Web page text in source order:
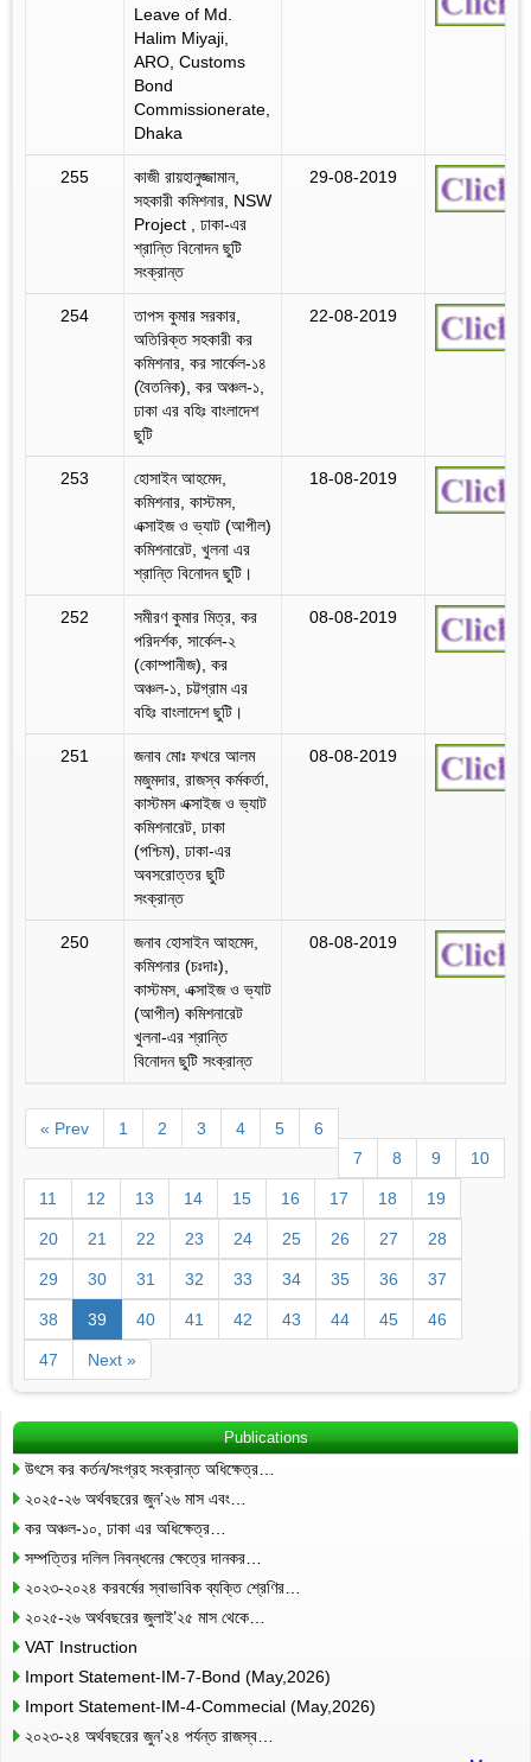
Leave of Md.
Halim Miyaji,
ARO, Customs
Bond
Commissionerate,
Dhaka
255
কাজী রায়হানুজ্জামান,
সহকারী কমিশনার, NSW
Project , ঢাকা-এর
শ্রান্তি বিনোদন ছুটি
সংক্রান্ত
29-08-2019
254
তাপস কুমার সরকার,
অতিরিক্ত সহকারী কর
কমিশনার, কর সার্কেল-১৪
(বৈতনিক), কর অঞ্চল-১,
ঢাকা এর বহিঃ বাংলাদেশ
ছুটি
22-08-2019
253
হোসাইন আহমেদ,
কমিশনার, কাস্টমস,
এক্সাইজ ও ভ্যাট (আপীল)
কমিশনারেট, খুলনা এর
শ্রান্তি বিনোদন ছুটি।
18-08-2019
252
সমীরণ কুমার মিত্র, কর
পরিদর্শক, সার্কেল-২
(কোম্পানীজ), কর
অঞ্চল-১, চট্টগ্রাম এর
বহিঃ বাংলাদেশ ছুটি।
08-08-2019
251
জনাব মোঃ ফখরে আলম
মজুমদার, রাজস্ব কর্মকর্তা,
কাস্টমস এক্সাইজ ও ভ্যাট
কমিশনারেট, ঢাকা
(পশ্চিম), ঢাকা-এর
অবসরোত্তর ছুটি
সংক্রান্ত
08-08-2019
250
জনাব হোসাইন আহমেদ,
কমিশনার (চঃদাঃ),
কাস্টমস, এক্সাইজ ও ভ্যাট
(আপীল) কমিশনারেট
খুলনা-এর শ্রান্তি
বিনোদন ছুটি সংক্রান্ত
08-08-2019
« Prev 1 2 3 4 5
6
7
8 9 10
11 12 13 14 15 16 17 18 19
20 21 22 23 24 25 26 27 28
29 30 31 32 33 34 35 36 37
38 39 40 41 42 43 44 45 46
47 Next »
Publications
উৎসে কর কর্তন/সংগ্রহ সংক্রান্ত অধিক্ষেত্র…
২০২৫-২৬ অর্থবছরের জুন’২৬ মাস এবং…
কর অঞ্চল-১০, ঢাকা এর অধিক্ষেত্র…
সম্পত্তির দলিল নিবন্ধনের ক্ষেত্রে দানকর…
২০২৩-২০২৪ করবর্ষের স্বাভাবিক ব্যক্তি শ্রেণির…
২০২৫-২৬ অর্থবছরের জুলাই’২৫ মাস থেকে…
VAT Instruction
Import Statement-IM-7-Bond (May,2026)
Import Statement-IM-4-Commecial (May,2026)
২০২৩-২৪ অর্থবছরের জুন’২৪ পর্যন্ত রাজস্ব…